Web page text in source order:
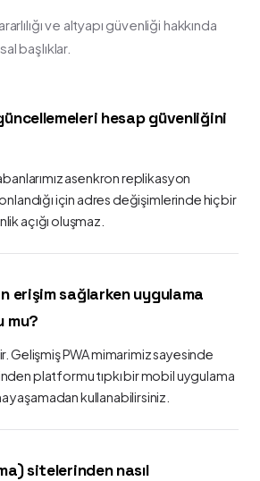
ve altyapı güvenliği hakkında
başlıklar.
hesap güvenliğini
asenkron replikasyon
için adres değişimlerinde hiçbir
açığı oluşmaz.
erişim sağlarken uygulama
mu?
Gelişmiş PWA mimarimiz sayesinde
platformu tıpkı bir mobil uygulama
yaşamadan kullanabilirsiniz.
sitelerinden nasıl